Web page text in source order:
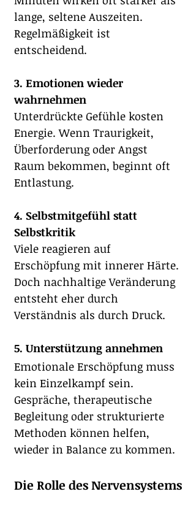
lange, seltene Auszeiten.
Regelmäßigkeit ist
entscheidend.
3. Emotionen wieder
wahrnehmen
Unterdrückte Gefühle kosten
Energie. Wenn Traurigkeit,
Überforderung oder Angst
Raum bekommen, beginnt oft
Entlastung.
4. Selbstmitgefühl statt
Selbstkritik
Viele reagieren auf
Erschöpfung mit innerer Härte.
Doch nachhaltige Veränderung
entsteht eher durch
Verständnis als durch Druck.
5. Unterstützung annehmen
Emotionale Erschöpfung muss
kein Einzelkampf sein.
Gespräche, therapeutische
Begleitung oder strukturierte
Methoden können helfen,
wieder in Balance zu kommen.
Die Rolle des Nervensystems